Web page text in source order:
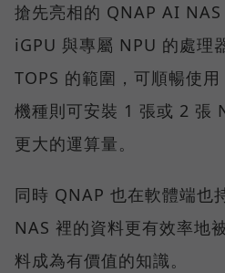
搶先亮相的 QNAP AI
iGPU 與專屬 NPU 的處理
TOPS 的範圍，可順暢使
機種則可安裝 1 張或 2 張
更大的運算量。
同時 QNAP 也在軟體端也
NAS 裡的資料更有效率地
料成為有價值的知識。